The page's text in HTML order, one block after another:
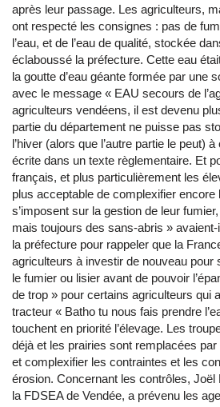
après leur passage. Les agriculteurs,
ont respecté les consignes : pas de
l’eau, et de l’eau de qualité, stockée
éclaboussé la préfecture. Cette eau
la goutte d’eau géante formée par une
avec le message « EAU secours de
agriculteurs vendéens, il est devenu
partie du département ne puisse pas
l’hiver (alors que l’autre partie le peut)
écrite dans un texte règlementaire. Et
français, et plus particulièrement les
plus acceptable de complexifier encore
s’imposent sur la gestion de leur
mais toujours des sans-abris »
la préfecture pour rappeler que la
agriculteurs à investir de nouveau pour
le fumier ou lisier avant de pouvoir
de trop » pour certains agriculteurs qui
tracteur « Batho tu nous fais prendre
touchent en priorité l’élevage. Les
déjà et les prairies sont remplacées
et complexifier les contraintes et les
érosion. Concernant les contrôles, Joël
la FDSEA de Vendée, a prévenu les